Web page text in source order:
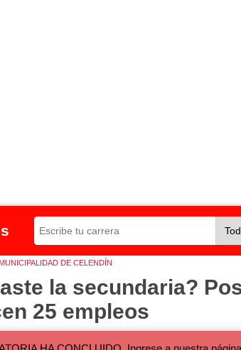
MUNICIPALIDAD DE CELENDÍN
la secundaria?
25 empleos